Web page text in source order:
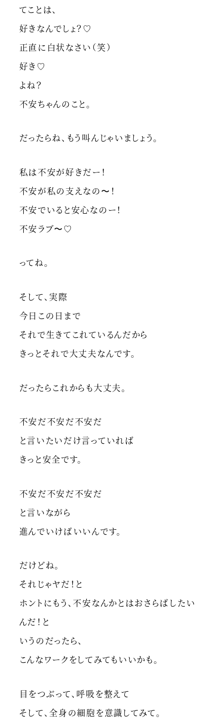
てことは、
好きなんでしょ？♡
正直に白状なさい（笑）
好き♡
よね？
不安ちゃんのこと。
だったらね、もう叫んじゃいましょう。
私は不安が好きだー！
不安が私の支えなの〜！
不安でいると安心なのー！
不安ラブ〜♡
ってね。
そして、実際
今日この日まで
それで生きてこれているんだから
きっとそれで大丈夫なんです。
だったらこれからも大丈夫。
不安だ不安だ不安だ
と言いたいだけ言っていれば
きっと安全です。
不安だ不安だ不安だ
と言いながら
進んでいけばいいんです。
だけどね。
それじゃヤだ！と
ホントにもう、不安なんかとはおさらばしたい
んだ！と
いうのだったら、
こんなワークをしてみてもいいかも。
目をつぶって、呼吸を整えて
そして、全身の細胞を意識してみて。